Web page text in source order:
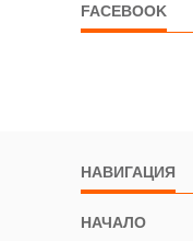
FACEBOOK
НАВИГАЦИЯ
НАЧАЛО